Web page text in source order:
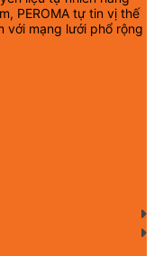
PEROMA tự tin vị thế
với mạng lưới phổ rộng